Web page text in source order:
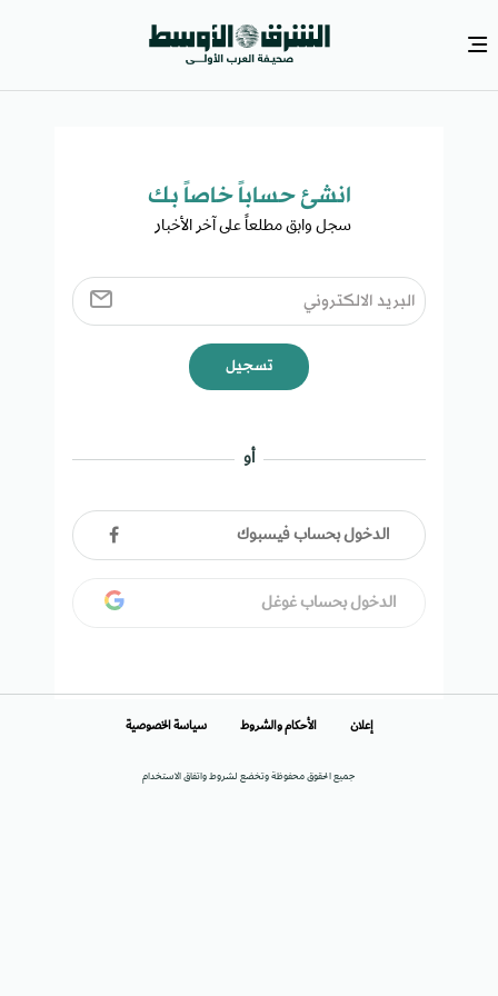
انشئ حساباً خاصاً بك​
سجل وابق مطلعاً على آخر الأخبار ​
تسجيل
أو
الدخول بحساب فيسبوك
الدخول بحساب غوغل
جميع الحقوق محفوظة وتخضع لشروط واتفاق الاستخدام
إعلان الأحكام والشروط سياسة الخصوصية